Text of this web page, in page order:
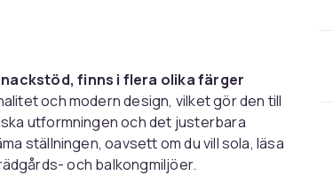
finns i flera olika färger
och modern design, vilket gör den till
utformningen och det justerbara
ställningen, oavsett om du vill sola, läsa
och balkongmiljöer.